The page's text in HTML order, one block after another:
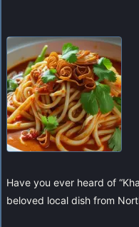
Have you ever heard of
beloved local dish from